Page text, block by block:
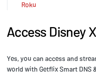
Access Disney
Yes, you can access and
world with Getflix Smart DNS
Roku